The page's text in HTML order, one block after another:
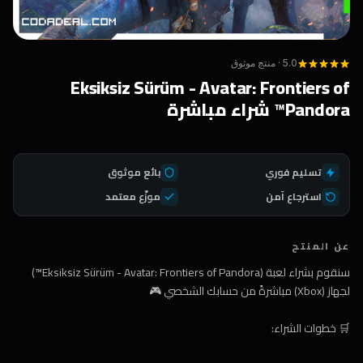
5.0 · منتج موثوق
Eksiksiz Sürüm - Avatar: Frontiers of
Pandora™ شراء مباشرة
تسليم فوري
بائع موثوق
استرجاع آمن
موزّع معتمد
عن المنتج
سنقوم بشراء لعبة (Eksiksiz Sürüm - Avatar: Frontiers of Pandora™)
لجهاز (Xbox) مباشرةً من حسابك الشخصي 🎮
🛒 خطوات الشراء: